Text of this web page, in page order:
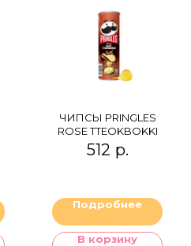
ЧИПСЫ PRINGLES
ROSE TTEOKBOKKI
512 р.
Подробнее
В корзину